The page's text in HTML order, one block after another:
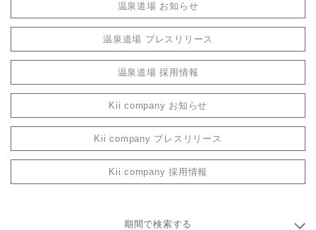
温泉道場 お知らせ
温泉道場 プレスリリース
温泉道場 採用情報
Kii company お知らせ
Kii company プレスリリース
Kii company 採用情報
期間で検索する